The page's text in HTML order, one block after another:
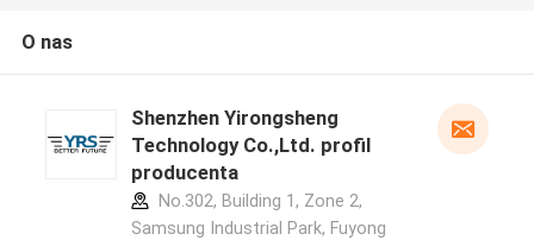
O nas
Shenzhen Yirongsheng
Technology Co.,Ltd. profil
producenta
No.302, Building 1, Zone 2,
Samsung Industrial Park, Fuyong